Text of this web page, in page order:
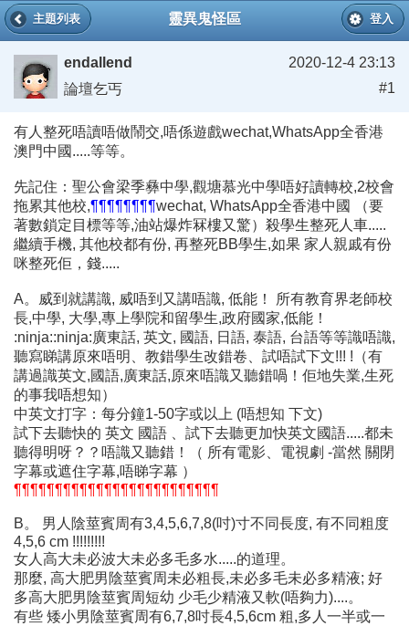
靈異鬼怪區
主題列表 登入
endallend
論壇乞丐
2020-12-4 23:13
#1
有人整死唔讀唔做鬧交,唔係遊戲wechat,WhatsApp全香港
澳門中國.....等等。
先記住：聖公會梁季彝中學,觀塘慕光中學唔好讀轉校,2校會
拖累其他校,¶¶¶¶¶¶¶¶wechat, WhatsApp全香港中國 （要
著數鎖定目標等等,油站爆炸冧樓又驚）殺學生整死人車.....
繼續手機, 其他校都有份, 再整死BB學生,如果 家人親戚有份
咪整死佢，錢.....
A。威到就講識, 威唔到又講唔識, 低能！ 所有教育界老師校
長,中學, 大學,專上學院和留學生,政府國家,低能！
:ninja::ninja:廣東話, 英文, 國語, 日語, 泰語, 台語等等識唔識,
聽寫睇講原來唔明、教錯學生改錯卷、試唔試下文!!! !（有
講過識英文,國語,廣東話,原來唔識又聽錯喎！佢地失業,生死
的事我唔想知）
中英文打字：每分鐘1-50字或以上 (唔想知 下文)
試下去聽快的 英文 國語 、試下去聽更加快英文國語.....都未
聽得明呀？？唔識又聽錯！（ 所有電影、電視劇 -當然 關閉
字幕或遮住字幕,唔睇字幕 ）
¶¶¶¶¶¶¶¶¶¶¶¶¶¶¶¶¶¶¶¶¶¶¶¶¶
B。 男人陰莖賓周有3,4,5,6,7,8(吋)寸不同長度, 有不同粗度
4,5,6 cm !!!!!!!!!
女人高大未必波大未必多毛多水.....的道理。
那麼, 高大肥男陰莖賓周未必粗長,未必多毛未必多精液; 好
多高大肥男陰莖賓周短幼 少毛少精液又軟(唔夠力)....。
有些 矮小男陰莖賓周有6,7,8吋長4,5,6cm 粗,多人一半或一